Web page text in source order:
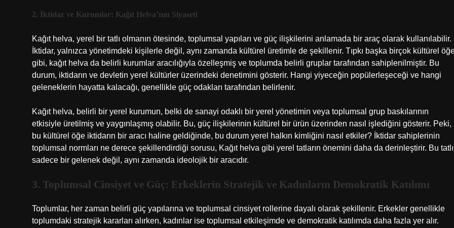
2. İktidar ve Kurumlar: Kağıt Helva’nın Siyaseti
Kağıt helva, yerel bir tatlı olmanın ötesinde, toplumsal yapıları ve güç ilişkilerini anlamada bir araç olarak kullanılabilir.
İktidar, yalnızca yönetimdeki kişilerle değil, aynı zamanda kültürel üretimle de şekillenir. Tıpkı başka birçok kültürel
gibi, kağıt helva da belirli kurumlar aracılığıyla özelleşmiş ve toplumda belirli gruplar tarafından sahiplenilmiştir. Bu
durum, iktidarın ve devletin yerel kültürler üzerindeki denetimini gösterir. Hangi yiyeceğin popülerleşeceği ve hangi
geleneklerin hayatta kalacağı, genellikle güç odakları tarafından belirlenir.
Kağıt helva, belirli bir yerel kurumun, belki de sanayi odaklı bir yerel yönetimin veya toplumsal grup baskılarının
etkisiyle üretilmiş ve yaygınlaşmış olabilir. Bu, güç ilişkilerinin kültürel bir ürün üzerinden nasıl işlediğini gösterir. Peki,
bu kültürel öğe iktidarın bir aracı haline geldiğinde, bu durum yerel halkın kimliğini nasıl etkiler? İktidar sahiplerinin
toplumsal normları ne derece şekillendirdiği sorusu, Kağıt helva gibi yerel tatların önemini daha da derinleştirir. Bu
sadece bir gelenek değil, aynı zamanda ideolojik bir aracıdır.
3. Toplumsal Cinsiyet ve Güç: Erkeklerin Stratejik ve Kadınların Demokratik Katılımı
Toplumlar, her zaman belirli güç yapılarına ve toplumsal cinsiyet rollerine dayalı olarak şekillenir. Erkekler genellikle
toplumdaki stratejik kararları alırken, kadınlar ise toplumsal etkileşimde ve demokratik katılımda daha fazla yer alır.